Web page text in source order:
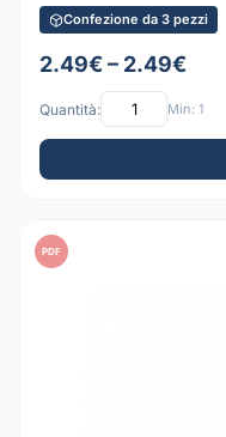
Confezione da 3 pezzi
2.49€ – 2.49€
Quantità: Min: 1
PDF